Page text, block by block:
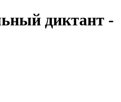
диктант -